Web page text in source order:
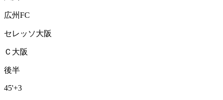
広州FC
セレッソ大阪
Ｃ大阪
後半
45'+3